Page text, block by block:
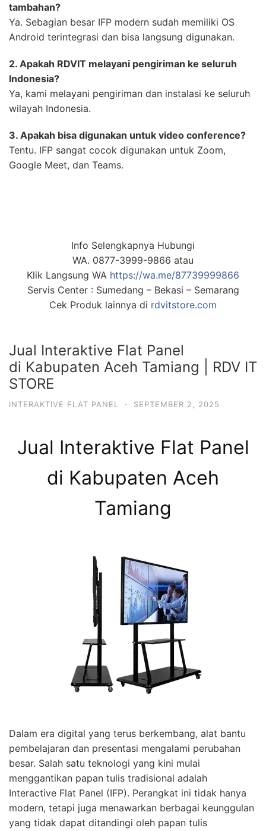
tambahan?
Ya. Sebagian besar IFP modern sudah memiliki OS
Android terintegrasi dan bisa langsung digunakan.
2. Apakah RDVIT melayani pengiriman ke seluruh
Indonesia?
Ya, kami melayani pengiriman dan instalasi ke seluruh
wilayah Indonesia.
3. Apakah bisa digunakan untuk video conference?
Tentu. IFP sangat cocok digunakan untuk Zoom,
Google Meet, dan Teams.
Info Selengkapnya Hubungi
WA. 0877-3999-9866 atau
Klik Langsung WA https://wa.me/87739999866
Servis Center : Sumedang – Bekasi – Semarang
Cek Produk lainnya di rdvitstore.com
Jual Interaktive Flat Panel
di Kabupaten Aceh Tamiang | RDV IT
STORE
INTERAKTIVE FLAT PANEL · SEPTEMBER 2, 2025
Jual Interaktive Flat Panel
di Kabupaten Aceh
Tamiang
Dalam era digital yang terus berkembang, alat bantu
pembelajaran dan presentasi mengalami perubahan
besar. Salah satu teknologi yang kini mulai
menggantikan papan tulis tradisional adalah
Interactive Flat Panel (IFP). Perangkat ini tidak hanya
modern, tetapi juga menawarkan berbagai keunggulan
yang tidak dapat ditandingi oleh papan tulis